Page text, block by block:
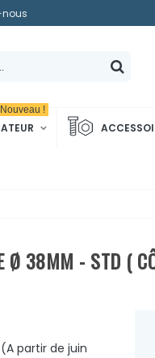
Nouveau !
Ø 38MM - STD (
(A partir de juin